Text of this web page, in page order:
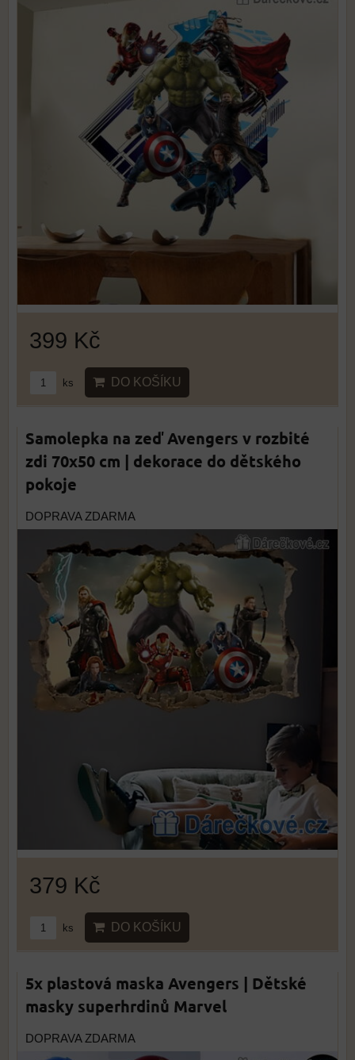
399 Kč
ks DO KOŠÍKU
Samolepka na zeď Avengers v rozbité
zdi 70x50 cm | dekorace do dětského
pokoje
DOPRAVA ZDARMA
379 Kč
ks DO KOŠÍKU
5x plastová maska Avengers | Dětské
masky superhrdinů Marvel
DOPRAVA ZDARMA